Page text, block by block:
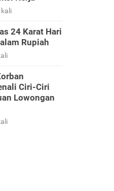
24 Karat Hari
Rupiah
Ciri-Ciri
Lowongan